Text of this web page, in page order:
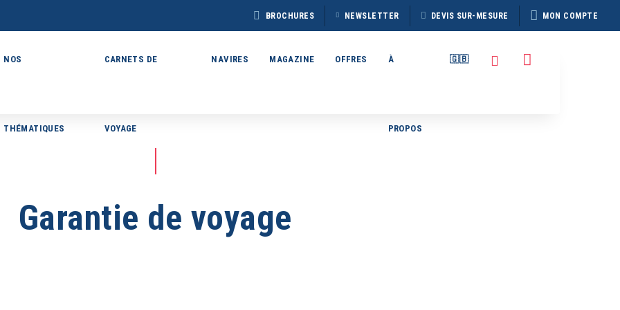
BROCHURES
BROCHURE
Voir toutes les Brochures
NEWSLETTER DEVIS SUR-MESURE MON COMPTE
NOS
THÉMATIQUES
CARNETS DE
VOYAGE
NAVIRES MAGAZINE OFFRES À
PROPOS
🇬🇧
Garantie de voyage